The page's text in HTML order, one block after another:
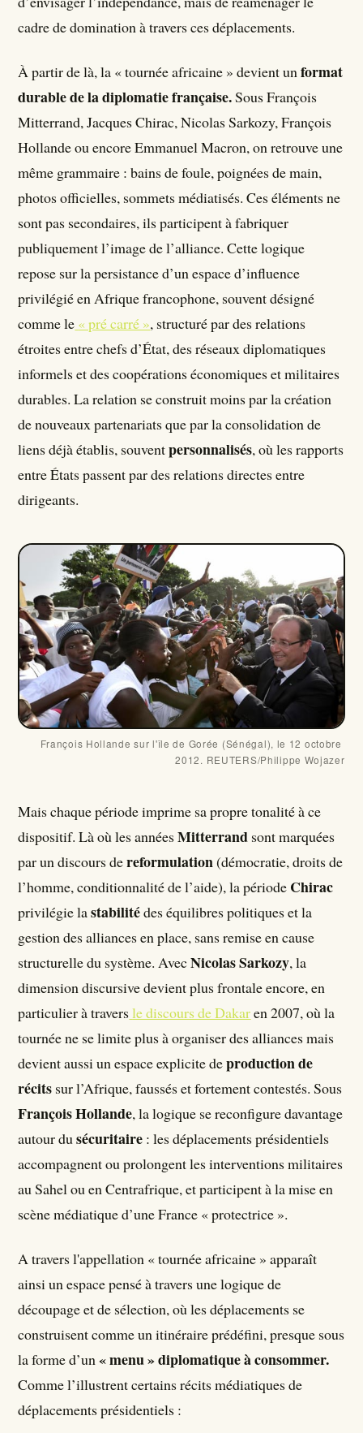
cadre de domination à travers ces déplacements.
À partir de là, la « tournée africaine » devient unformat
durable de la diplomatie française.Sous François
Mitterrand, Jacques Chirac, Nicolas Sarkozy, François
Hollande ou encore Emmanuel Macron, on retrouve une
même grammaire : bains de foule, poignées de main,
photos officielles, sommets médiatisés. Ces éléments ne
sont pas secondaires, ils participent à fabriquer
publiquement l’image de l’alliance. Cette logique
repose sur la persistance d’un espace d’influence
privilégié en Afrique francophone, souvent désigné
comme le « pré carré », structuré par des relations
étroites entre chefs d’État, des réseaux diplomatiques
informels et des coopérations économiques et militaires
durables. La relation se construit moins par la création
de nouveaux partenariats que par la consolidation de
liens déjà établis, souventpersonnalisés, où les rapports
entre États passent par des relations directes entre
dirigeants.
François Hollande sur l'île de Gorée (Sénégal), le 12 octobre
2012. REUTERS/Philippe Wojazer
Mais chaque période imprime sa propre tonalité à ce
dispositif. Là où les annéesMitterrand sont marquées
par un discours dereformulation(démocratie, droits de
l’homme, conditionnalité de l’aide), la période Chirac
privilégie lastabilitédes équilibres politiques et la
gestion des alliances en place, sans remise en cause
structurelle du système. AvecNicolas Sarkozy, la
dimension discursive devient plus frontale encore, en
particulier à traversle discours de Dakaren 2007, où la
tournée ne se limite plus à organiser des alliances mais
devient aussi un espace explicite deproduction de
récits sur l’Afrique, faussés et fortement contestés. Sous
François Hollande, la logique se reconfigure davantage
autour dusécuritaire : les déplacements présidentiels
accompagnent ou prolongent les interventions militaires
au Sahel ou en Centrafrique, et participent à la mise en
scène médiatique d’une France « protectrice ».
A travers l'appellation « tournée africaine » apparaît
ainsi un espace pensé à travers une logique de
découpage et de sélection, où les déplacements se
construisent comme un itinéraire prédéfini, presque sous
la forme d’un« menu » diplomatique à consommer.
Comme l’illustrent certains récits médiatiques de
déplacements présidentiels :